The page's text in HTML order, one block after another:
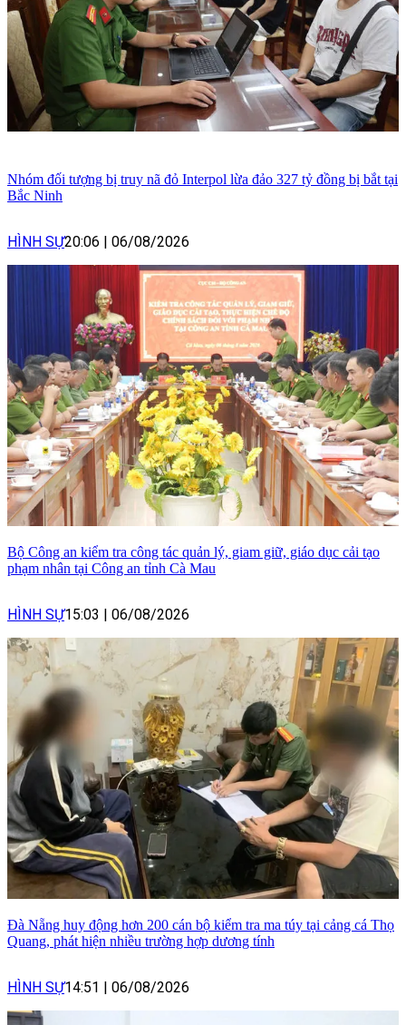
Nhóm đối tượng bị truy nã đỏ Interpol lừa đảo 327 tỷ đồng bị bắt tại
Bắc Ninh
HÌNH SỰ20:06 06/08/2026
Bộ Công an kiểm tra công tác quản lý, giam giữ, giáo dục cải tạo
phạm nhân tại Công an tỉnh Cà Mau
HÌNH SỰ15:03 06/08/2026
Đà Nẵng huy động hơn 200 cán bộ kiểm tra ma túy tại cảng cá Thọ
Quang, phát hiện nhiều trường hợp dương tính
HÌNH SỰ14:51 06/08/2026